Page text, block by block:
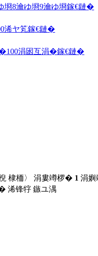
埛8瀹ゆ埛9瀹ゆ埛鎵€鏈�
浠ヤ笂鎵€鏈�
�100涓囦互涓�鎵€鏈�
棣栭〉 涓婁竴椤� 1 涓
浠锋牸 鏃ユ湡